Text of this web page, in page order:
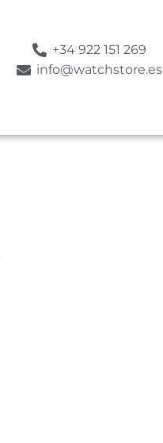
+34 922 151 269
info@watchstore.es